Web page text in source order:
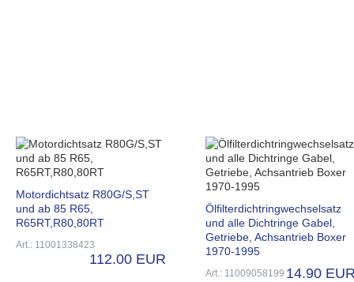
Motordichtsatz R80G/S,ST
und ab 85 R65,
R65RT,R80,80RT
Art.: 11001338423
112.00 EUR
Ölfilterdichtringwechselsatz
und alle Dichtringe Gabel,
Getriebe, Achsantrieb Boxer
1970-1995
Art.: 11009058199 14.90